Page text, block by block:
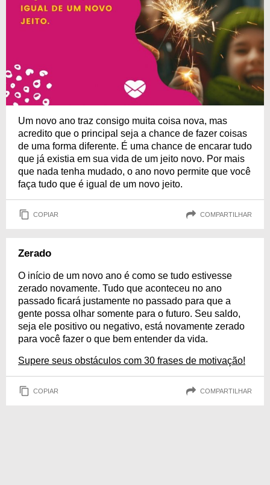
Um novo ano traz consigo muita coisa nova, mas
acredito que o principal seja a chance de fazer coisas
de uma forma diferente. É uma chance de encarar tudo
que já existia em sua vida de um jeito novo. Por mais
que nada tenha mudado, o ano novo permite que você
faça tudo que é igual de um novo jeito.
COPIAR COMPARTILHAR
Zerado
O início de um novo ano é como se tudo estivesse
zerado novamente. Tudo que aconteceu no ano
passado ficará justamente no passado para que a
gente possa olhar somente para o futuro. Seu saldo,
seja ele positivo ou negativo, está novamente zerado
para você fazer o que bem entender da vida.
Supere seus obstáculos com 30 frases de motivação!
COPIAR COMPARTILHAR